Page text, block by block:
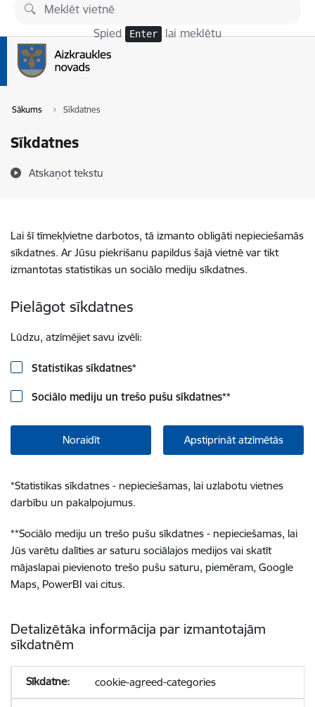
Pāriet uz lapas saturu
Spied Enter lai meklētu
Sākums Sīkdatnes
Sīkdatnes
Atskaņot tekstu
Lai šī tīmekļvietne darbotos, tā izmanto obligāti nepieciešamās
sīkdatnes. Ar Jūsu piekrišanu papildus šajā vietnē var tikt
izmantotas statistikas un sociālo mediju sīkdatnes.
Pielāgot sīkdatnes
Lūdzu, atzīmējiet savu izvēli:
Statistikas sīkdatnes*
Sociālo mediju un trešo pušu sīkdatnes**
Noraidīt Apstiprināt atzīmētās
*Statistikas sīkdatnes - nepieciešamas, lai uzlabotu vietnes
darbību un pakalpojumus.
**Sociālo mediju un trešo pušu sīkdatnes - nepieciešamas, lai
Jūs varētu dalīties ar saturu sociālajos medijos vai skatīt
mājaslapai pievienoto trešo pušu saturu, piemēram, Google
Maps, PowerBI vai citus.
Detalizētāka informācija par izmantotajām
sīkdatnēm
cookie-agreed-categories